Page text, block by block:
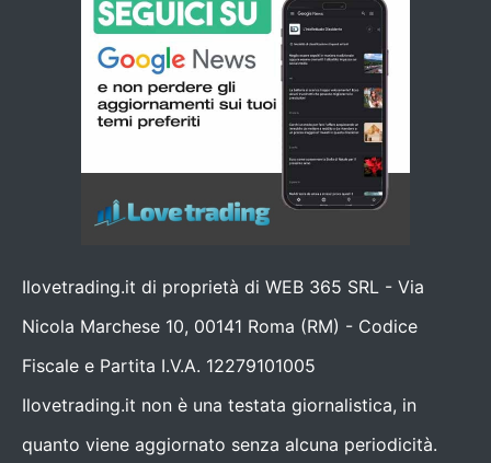
Ilovetrading.it di proprietà di WEB 365 SRL - Via
Nicola Marchese 10, 00141 Roma (RM) - Codice
Fiscale e Partita I.V.A. 12279101005
Ilovetrading.it non è una testata giornalistica, in
quanto viene aggiornato senza alcuna periodicità.